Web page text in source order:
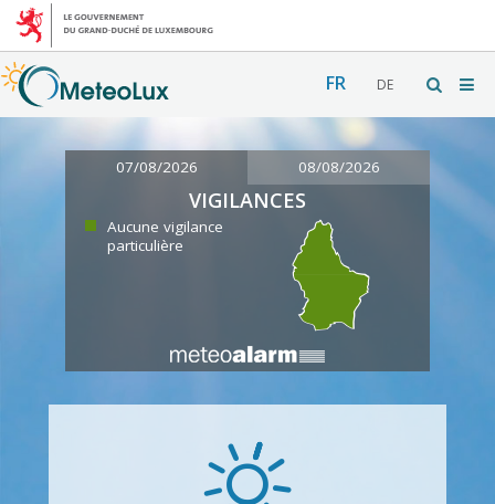
FR DE
07/08/2026 08/08/2026
VIGILANCES
Aucune vigilance
particulière